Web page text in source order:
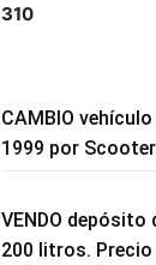
310
CAMBIO
1999 por
VENDO
200 litros. Precio